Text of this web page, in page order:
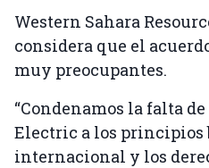
Western Sahara
considera que el
muy preocupantes.
“Condenamos la falta
Electric a los principios
internacional y los